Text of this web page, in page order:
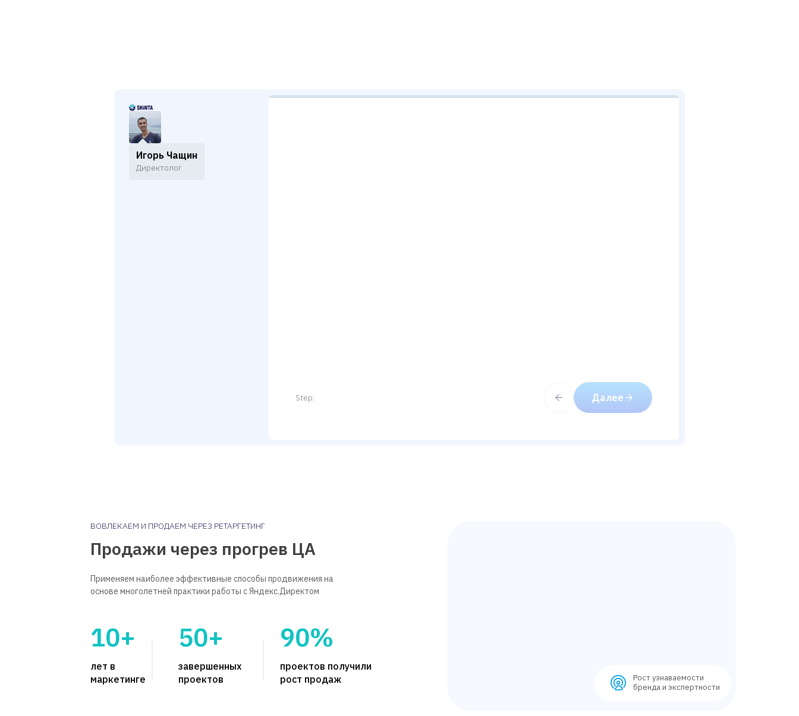
Игорь Чащин
Директолог
Step: Далее
10+
лет в
маркетинге
50+
завершенных
проектов
90%
проектов получили
рост продаж
Рост узнаваемости
бренда и экспертности
Продажи через прогрев ЦА
Применяем наиболее эффективные способы продвижения на
основе многолетней практики работы с Яндекс.Директом
ВОВЛЕКАЕМ И ПРОДАЕМ ЧЕРЕЗ РЕТАРГЕТИНГ